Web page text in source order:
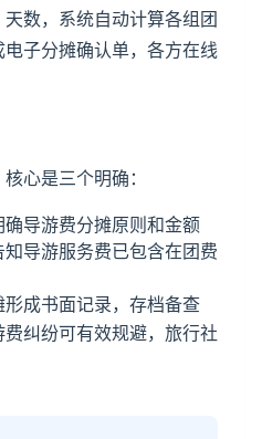
数，系统自动计算各组团
子分摊确认单，各方在线
心是三个明确：
导游费分摊原则和金额
知导游服务费已包含在团费
形成书面记录，存档备查
纠纷可有效规避，旅行社